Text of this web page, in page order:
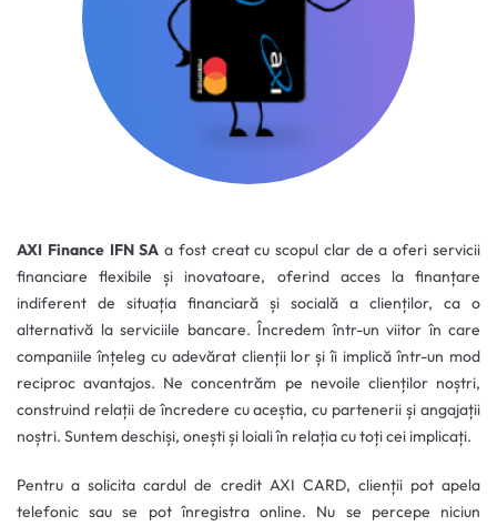
AXI Finance IFN SA a fost creat cu scopul clar de a oferi servicii
financiare flexibile și inovatoare, oferind acces la finanțare
indiferent de situația financiară și socială a clienților, ca o
alternativă la serviciile bancare. Încredem într-un viitor în care
companiile înțeleg cu adevărat clienții lor și îi implică într-un mod
reciproc avantajos. Ne concentrăm pe nevoile clienților noștri,
construind relații de încredere cu aceștia, cu partenerii și angajații
noștri. Suntem deschiși, onești și loiali în relația cu toți cei implicați.
Pentru a solicita cardul de credit AXI CARD, clienții pot apela
telefonic sau se pot înregistra online. Nu se percepe niciun